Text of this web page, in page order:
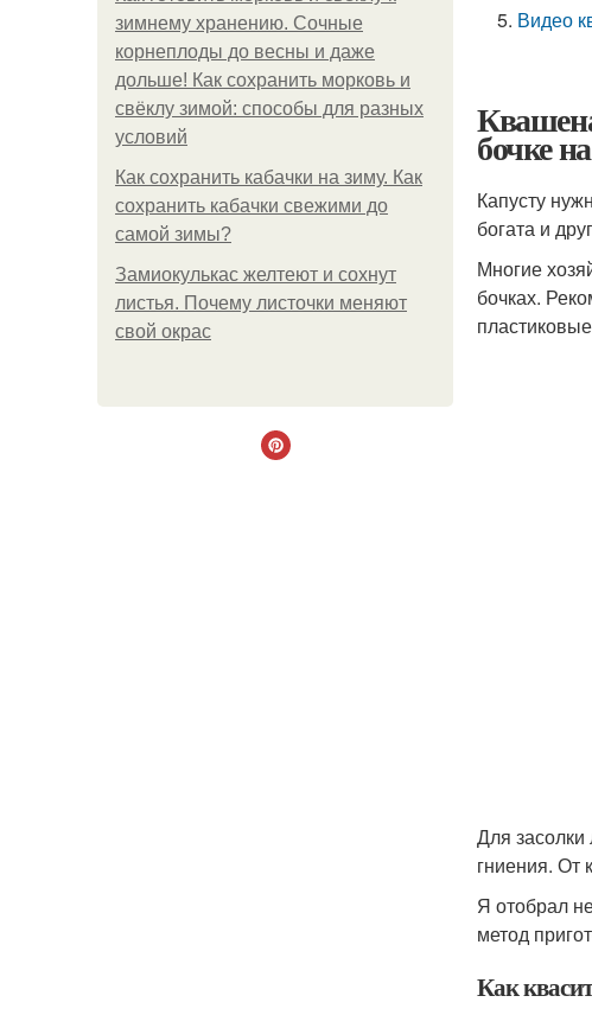
зимнему хранению. Сочные
корнеплоды до весны и даже
дольше! Как сохранить морковь и
свёклу зимой: способы для разных
условий
Как сохранить кабачки на зиму. Как
сохранить кабачки свежими до
самой зимы?
Замиокулькас желтеют и сохнут
листья. Почему листочки меняют
свой окрас
Видео
бочке
Капусту
богата и
Многие
бочках.
Для
гниения. От
Я отобрал
метод
Как